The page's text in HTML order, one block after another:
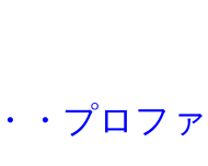
・プロフ